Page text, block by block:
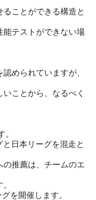
とができる構造と
ストができない場
られていますが、
とから、なるべく
本リーグを混走と
薦は、チームのエ
開催します。